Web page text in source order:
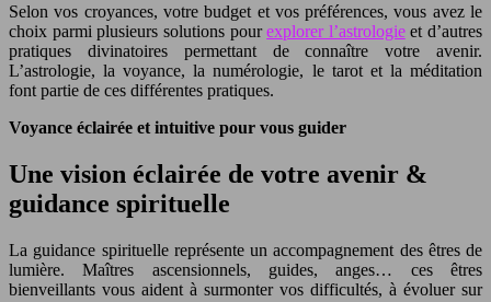
Selon vos croyances, votre budget et vos préférences, vous avez le
choix parmi plusieurs solutions pourexplorer l’astrologieet d’autres
pratiques divinatoires permettant de connaître votre avenir.
L’astrologie, la voyance, la numérologie, le tarot et la méditation
font partie de ces différentes pratiques.
Voyance éclairée et intuitive pour vous guider
Une vision éclairée de votre avenir &
guidance spirituelle
La guidance spirituelle représente un accompagnement des êtres de
lumière. Maîtres ascensionnels, guides, anges… ces êtres
bienveillants vous aident à surmonter vos difficultés, à évoluer sur